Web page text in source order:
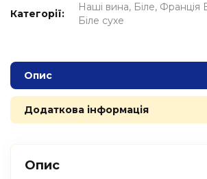
Категорії:
Наші вина Біле Франція
Біле сухе
Опис
Додаткова інформація
Опис